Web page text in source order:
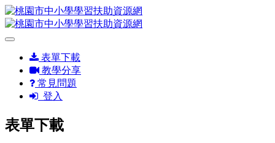
表單下載
教學分享
常見問題
登入
表單下載